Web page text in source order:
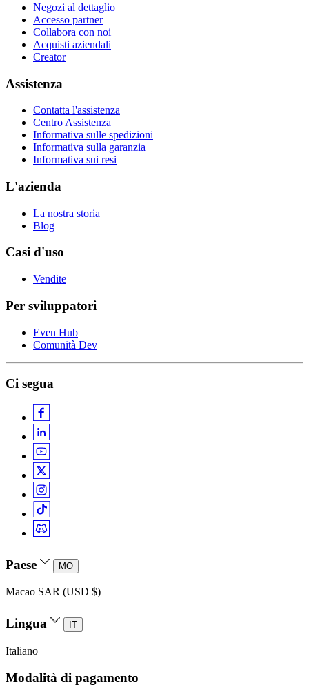
Negozi al dettaglio
Accesso partner
Collabora con noi
Acquisti aziendali
Creator
Assistenza
Contatta l'assistenza
Centro Assistenza
Informativa sulle spedizioni
Informativa sulla garanzia
Informativa sui resi
L'azienda
La nostra storia
Blog
Casi d'uso
Vendite
Per sviluppatori
Even Hub
Comunità Dev
Ci segua
Paese MO
Macao SAR (USD $)
Lingua IT
Italiano
Modalità di pagamento